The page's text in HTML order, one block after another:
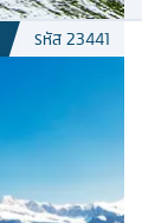
รหัส23441